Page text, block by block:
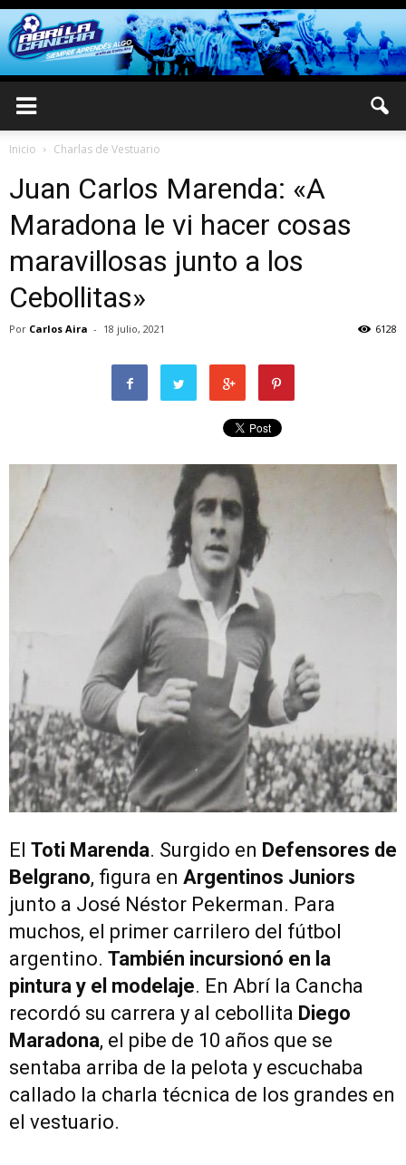
Inicio Charlas de Vestuario
Juan Carlos Marenda: «A
Maradona le vi hacer cosas
maravillosas junto a los
Cebollitas»
Por Carlos Aira - 18 julio, 2021 6128
El Toti Marenda. Surgido en Defensores de
Belgrano, figura en Argentinos Juniors
junto a José Néstor Pekerman. Para
muchos, el primer carrilero del fútbol
argentino. También incursionó en la
pintura y el modelaje. En Abrí la Cancha
recordó su carrera y al cebollita Diego
Maradona, el pibe de 10 años que se
sentaba arriba de la pelota y escuchaba
callado la charla técnica de los grandes en
el vestuario.